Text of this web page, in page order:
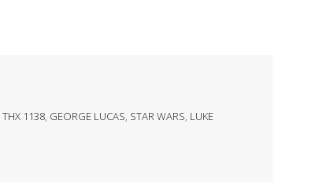
THX 1138, GEORGE LUCAS, STAR WARS, LUKE